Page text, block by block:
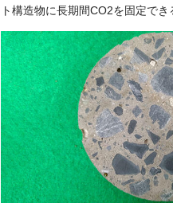
ト構造物に長期間CO2を固定でき